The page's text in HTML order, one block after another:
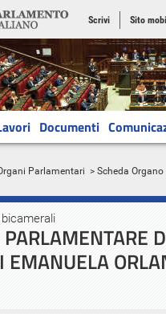
Scrivi Sito
Documenti
Parlamentari > Scheda Organo
EMANUELA